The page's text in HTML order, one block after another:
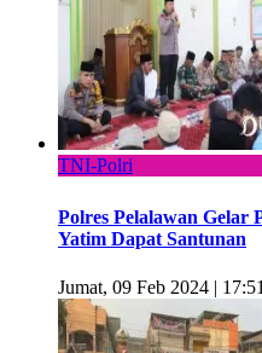
TNI-Polri
Polres Pelalawan
Yatim Dapat Santunan
Jumat, 09 Feb 2024 |